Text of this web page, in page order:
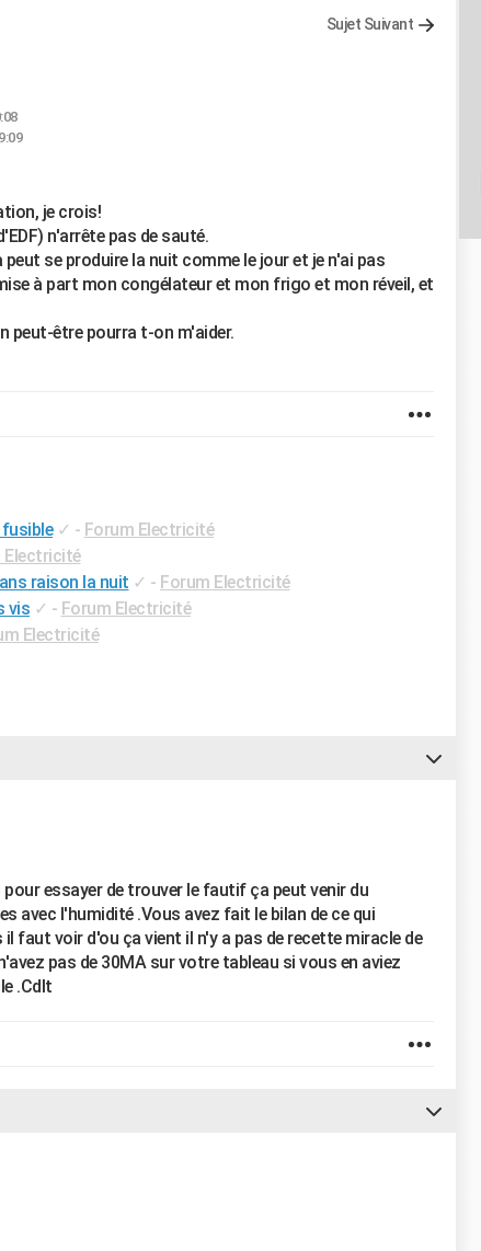
Sujet Suivant
je crois!
n'arrête pas de sauté.
se produire la nuit comme le jour et je n'ai pas
à part mon congélateur et mon frigo et mon réveil, et
peut-être pourra t-on m'aider.
✓ - Forum Electricité
Electricité
raison la nuit ✓ - Forum Electricité
vis ✓ - Forum Electricité
Electricité
essayer de trouver le fautif ça peut venir du
avec l'humidité .Vous avez fait le bilan de ce qui
faut voir d'ou ça vient il n'y a pas de recette miracle de
pas de 30MA sur votre tableau si vous en aviez
.Cdlt